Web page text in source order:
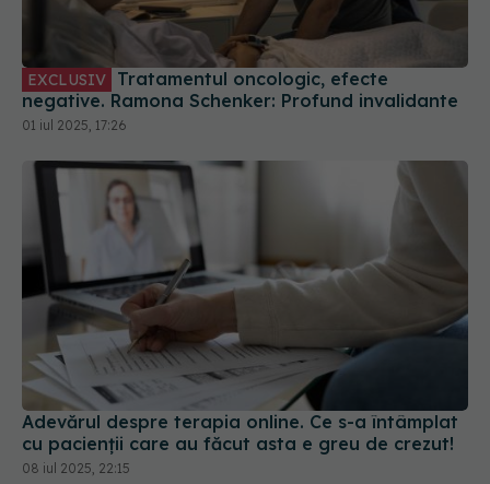
EXCLUSIV
negative. Ramona Schenker: Profund invalidante
01 iul 2025, 17:26
Adevărul despre terapia online. Ce s-a întâmplat
cu pacienții care au făcut asta e greu de crezut!
08 iul 2025, 22:15